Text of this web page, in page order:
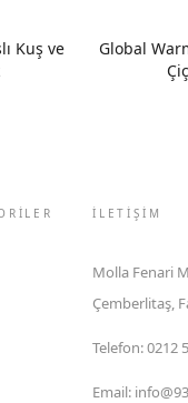
Kuş ve
Global
İLETIŞIM
Molla Fenari
Çemberlitaş,
Telefon:0212
Email: